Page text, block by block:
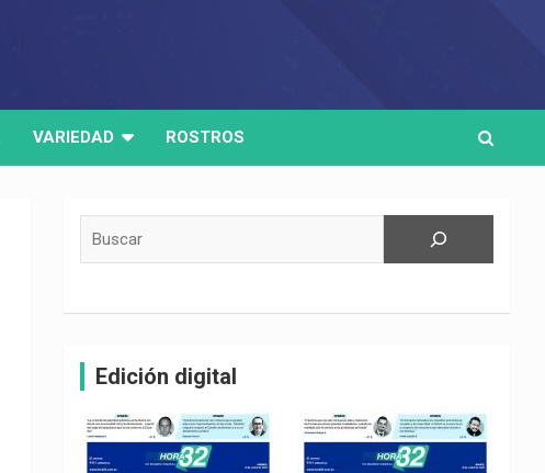
VARIEDAD ROSTROS
Edición digital